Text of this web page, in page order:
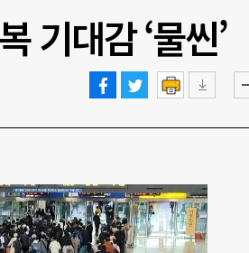
기대감 ‘물씬’